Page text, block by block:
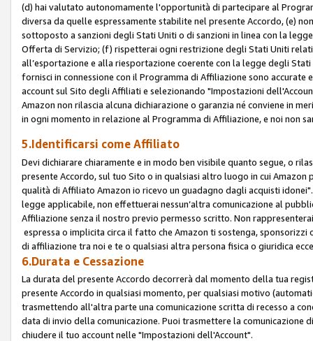
(d) hai valutato autonomamente l'opportunità di partecipare al
diversa da quelle espressamente stabilite nel presente Accordo, (e)
sottoposto a sanzioni degli Stati Uniti o di sanzioni in linea con la
Offerta di Servizio; (f) rispetterai ogni restrizione degli Stati Uniti
all’esportazione e alla riesportazione coerente con la legge degli
fornisci in connessione con il Programma di Affiliazione sono
account sul Sito degli Affiliati e selezionando "Impostazioni
Amazon non rilascia alcuna dichiarazione o garanzia né conviene in
in ogni momento in relazione al Programma di Affiliazione, e noi non
5.Identificarsi come Affiliato
Devi dichiarare chiaramente e in modo ben visibile quanto segue, o
presente Accordo, sul tuo Sito o in qualsiasi altro luogo in cui
qualità di Affiliato Amazon io ricevo un guadagno dagli acquisti
legge applicabile, non effettuerai nessun’altra comunicazione al
Affiliazione senza il nostro previo permesso scritto. Non
espressa o implicita circa il fatto che Amazon ti sostenga,
di affiliazione tra noi e te o qualsiasi altra persona fisica o giuridica
6.Durata e Cessazione
La durata del presente Accordo decorrerà dal momento della tua
presente Accordo in qualsiasi momento, per qualsiasi motivo
trasmettendo all'altra parte una comunicazione scritta di recesso a
data di invio della comunicazione. Puoi trasmettere la
chiudere il tuo account nelle "Impostazioni dell'Account".